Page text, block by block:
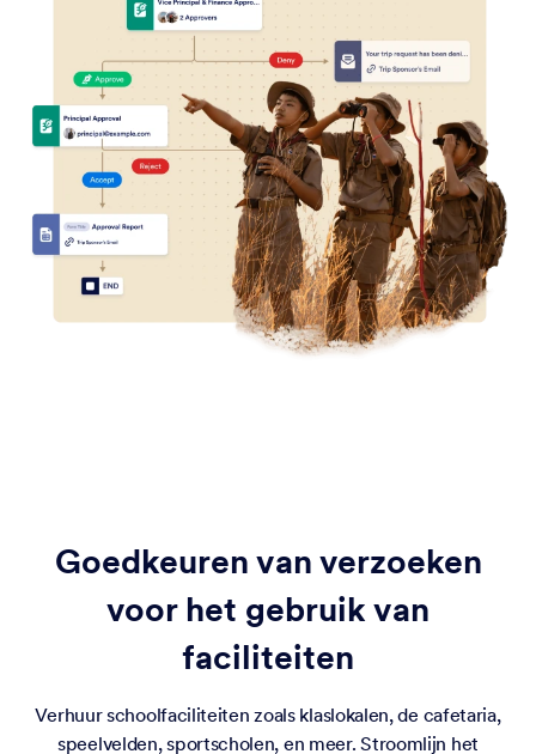
Goedkeuren van verzoeken
voor het gebruik van
faciliteiten
Verhuur schoolfaciliteiten zoals klaslokalen, de cafetaria,
speelvelden, sportscholen, en meer. Stroomlijn het